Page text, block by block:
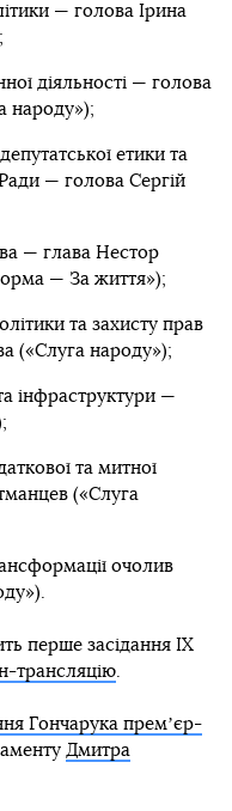
— голова Ірина
діяльності — голова
народу»);
етики та
— голова Сергій
— глава Нестор
— За життя»);
та захисту прав
(«Слуга народу»);
інфраструктури —
та митної
(«Слуга
очолив
перше засідання IX
трансляцію
Гончарука премʼєр-
Дмитра